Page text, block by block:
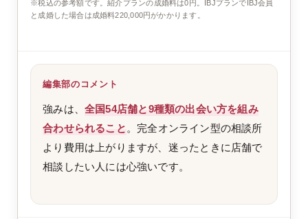
※税込の参考額です。紹介プランの成婚料は0円。IBJプランでIBJ会員
と成婚した場合は成婚料220,000円がかかります。
編集部のコメント
強みは、 全国54店舗と9種類の出会い方を組み
合わせられること。完全オンライン型の相談所
より費用は上がりますが、迷ったときに店舗で
相談したい人には心強いです。